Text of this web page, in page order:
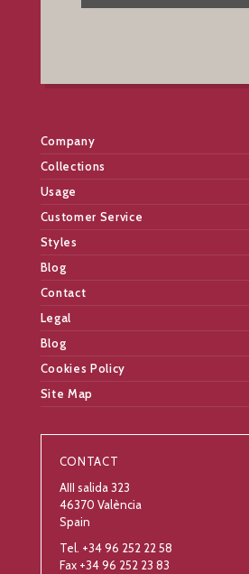
Company
Collections
Usage
Customer Service
Styles
Blog
Contact
Legal
Blog
Cookies Policy
Site Map
CONTACT
AIII salida 323
46370 València
Spain
Tel. +34 96 252 22 58
Fax +34 96 252 23 83